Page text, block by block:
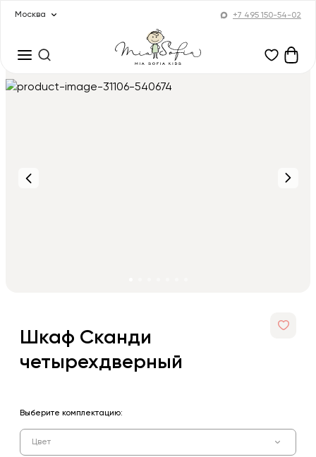
Москва +7 495 150-54-02
Шкаф Сканди
четырехдверный
Выберите комплектацию:
Цвет